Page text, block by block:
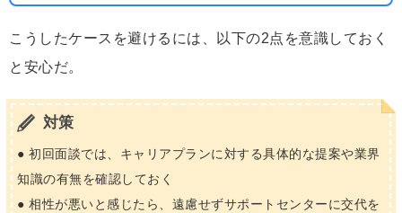
こうしたケースを避けるには、以下の2点を意識しておく
と安心だ。
対策
● 初回面談では、キャリアプランに対する具体的な提案や業界
知識の有無を確認しておく
● 相性が悪いと感じたら、遠慮せずサポートセンターに交代を